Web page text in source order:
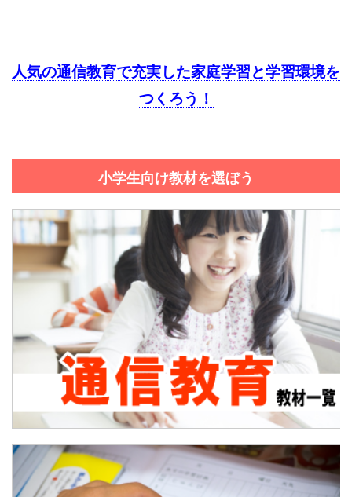
人気の通信教育で充実した家庭学習と学習環境を
つくろう！
小学生向け教材を選ぼう